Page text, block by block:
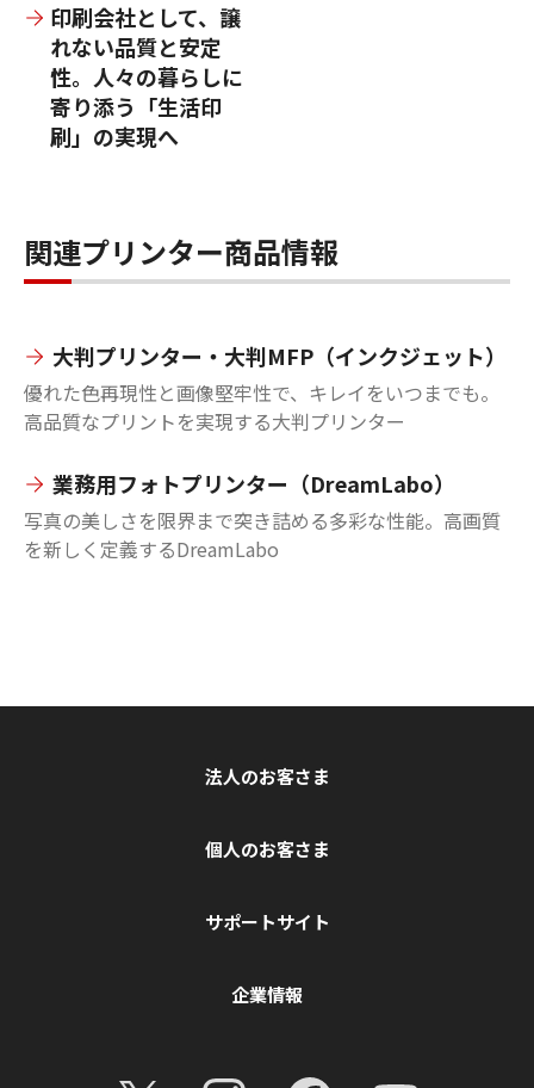
印刷会社として、譲
れない品質と安定
性。人々の暮らしに
寄り添う「生活印
刷」の実現へ
関連プリンター商品情報
大判プリンター・大判MFP（インクジェット）
優れた色再現性と画像堅牢性で、キレイをいつまでも。
高品質なプリントを実現する大判プリンター
業務用フォトプリンター（DreamLabo）
写真の美しさを限界まで突き詰める多彩な性能。高画質
を新しく定義するDreamLabo
法人のお客さま
個人のお客さま
サポートサイト
企業情報